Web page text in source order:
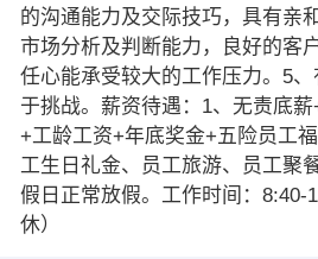
的沟通能力及交际技巧，具有亲
市场分析及判断能力，良好的客
任心能承受较大的工作压力。5
于挑战。薪资待遇：1、无责底
+工龄工资+年底奖金+五险员工
工生日礼金、员工旅游、员工聚
假日正常放假。工作时间：8:40-
休）